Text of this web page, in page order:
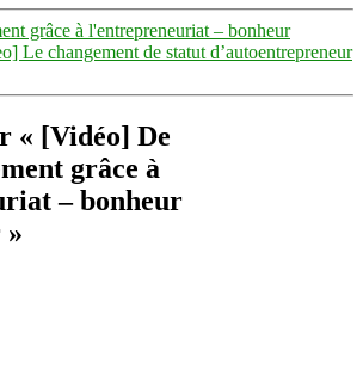
grâce à l'entrepreneuriat – bonheur
Le changement de statut d’autoentrepreneur
« [Vidéo] De
grâce à
– bonheur
»